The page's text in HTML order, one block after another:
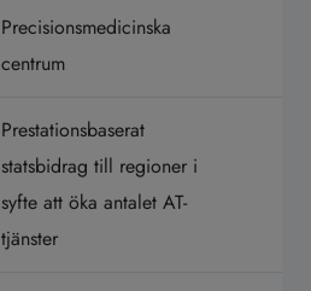
Precisionsmedicinska
centrum
Prestationsbaserat
statsbidrag till regioner i
syfte att öka antalet AT-
tjänster